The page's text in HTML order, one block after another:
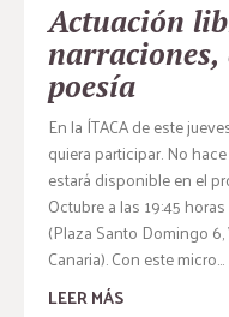
Actuación
narraciones,
poesía
En la ÍTACA de este
quiera participar. No
estará disponible en el
Octubre a las 19:45
(Plaza Santo Domingo
Canaria). Con este micro...
LEER MÁS